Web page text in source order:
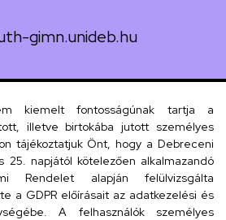
gimn.unideb.hu
telefonkönyv
kiemelt fontosságúnak tartja a
illetve birtokába jutott személyes
tájékoztatjuk Önt, hogy a Debreceni
25. napjától kötelezően alkalmazandó
Rendelet alapján felülvizsgálta
a GDPR előírásait az adatkezelési és
A felhasználók személyes